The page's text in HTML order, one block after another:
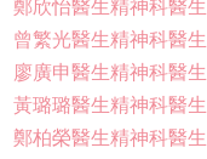
鄭欣怡醫生精神科醫生
曾繁光醫生精神科醫生
廖廣申醫生精神科醫生
黃璐璐醫生精神科醫生
鄭柏榮醫生精神科醫生